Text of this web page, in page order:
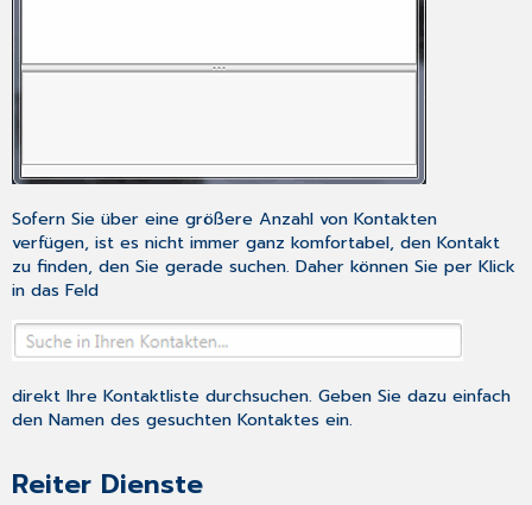
Sofern Sie über eine größere Anzahl von Kontakten
verfügen, ist es nicht immer ganz komfortabel, den Kontakt
zu finden, den Sie gerade suchen. Daher können Sie per Klick
in das Feld
direkt Ihre Kontaktliste durchsuchen. Geben Sie dazu einfach
den Namen des gesuchten Kontaktes ein.
Reiter Dienste